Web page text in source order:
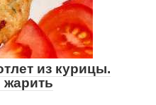
из курицы.